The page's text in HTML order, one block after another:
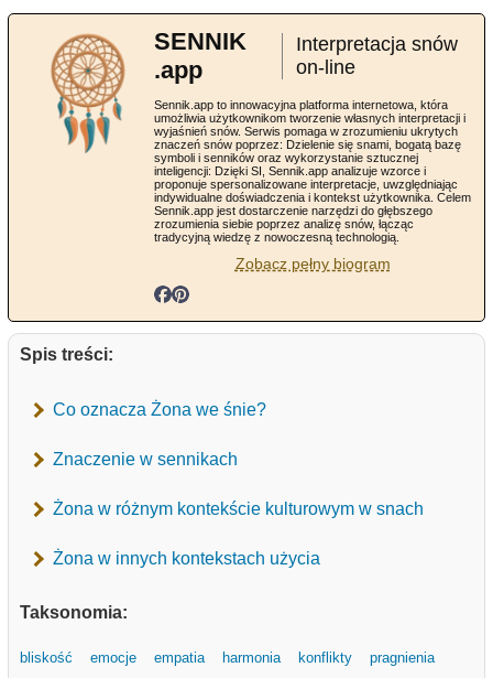
SENNIK
.app
Interpretacja snów
on-line
Sennik.app to innowacyjna platforma internetowa, która
umożliwia użytkownikom tworzenie własnych interpretacji i
wyjaśnień snów. Serwis pomaga w zrozumieniu ukrytych
znaczeń snów poprzez: Dzielenie się snami, bogatą bazę
symboli i senników oraz wykorzystanie sztucznej
inteligencji: Dzięki SI, Sennik.app analizuje wzorce i
proponuje spersonalizowane interpretacje, uwzględniając
indywidualne doświadczenia i kontekst użytkownika. Celem
Sennik.app jest dostarczenie narzędzi do głębszego
zrozumienia siebie poprzez analizę snów, łącząc
tradycyjną wiedzę z nowoczesną technologią.
Zobacz pełny biogram
Spis treści:
Co oznacza Żona we śnie?
Znaczenie w sennikach
Żona w różnym kontekście kulturowym w snach
Żona w innych kontekstach użycia
Taksonomia:
bliskość emocje empatia harmonia konflikty
pragnienia